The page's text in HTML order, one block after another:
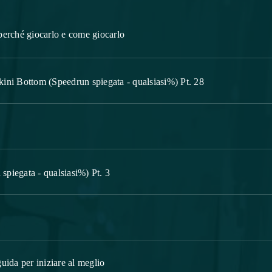
giocarlo e come giocarlo
Bottom (Speedrun spiegata - qualsiasi%) Pt. 28
- qualsiasi%) Pt. 3
per iniziare al meglio